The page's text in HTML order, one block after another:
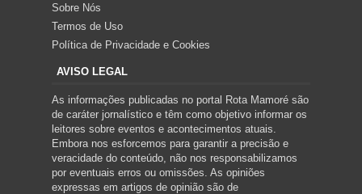
Sobre Nós
Termos de Uso
Política de Privacidade e Cookies
AVISO LEGAL
As informações publicadas no portal Rota Mamoré são
de caráter jornalístico e têm como objetivo informar os
leitores sobre eventos e acontecimentos atuais.
Embora nos esforcemos para garantir a precisão e
veracidade do conteúdo, não nos responsabilizamos
por eventuais erros ou omissões. As opiniões
expressas em artigos de opinião são de